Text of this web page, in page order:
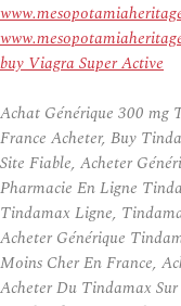
buy Viagra Super Active
Achat Générique 300 mg
France Acheter, Buy
Site Fiable, Acheter
Pharmacie En Ligne
Tindamax Ligne,
Acheter Générique
Moins Cher En France,
Acheter Du Tindamax